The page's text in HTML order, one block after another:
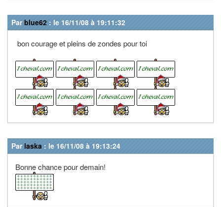
Parblue62 : le 16/11/08 à 19:11:32
bon courage et pleins de zondes pour toi
Par laska : le 16/11/08 à 19:13:24
Bonne chance pour demain!